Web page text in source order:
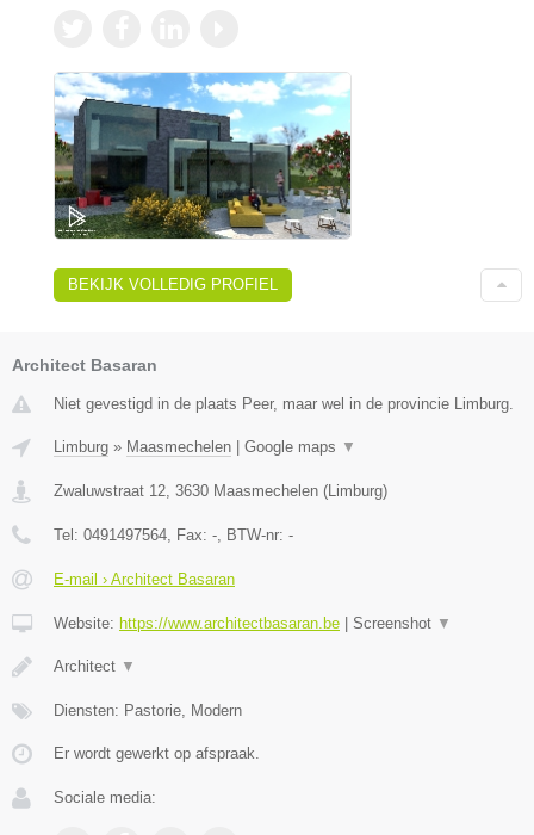
BEKIJK VOLLEDIG PROFIEL
Architect Basaran
Niet gevestigd in de plaats Peer, maar wel in de provincie Limburg.
Limburg » Maasmechelen Google maps ▼
Zwaluwstraat 12 3630 Maasmechelen ( Limburg)
Tel: 0491497564 , Fax: - , BTW-nr: -
E-mail › Architect Basaran
Website: https://www.architectbasaran.be Screenshot ▼
Architect ▼
Diensten: Pastorie, Modern
Er wordt gewerkt op afspraak.
Sociale media: